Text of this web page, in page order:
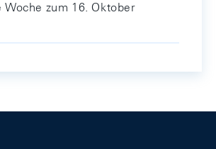
Woche zum 16. Oktober